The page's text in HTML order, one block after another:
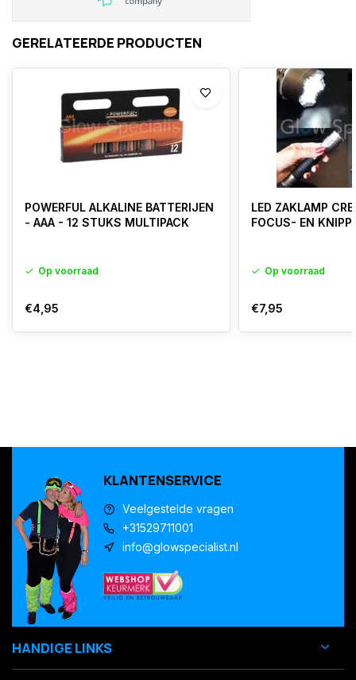
GERELATEERDE PRODUCTEN
POWERFUL ALKALINE BATTERIJEN
- AAA - 12 STUKS MULTIPACK
Op voorraad
€4,95
LED ZAKLAMP
FOCUS- EN
Op voorraad
€7,95
KLANTENSERVICE
Veelgestelde vragen
+31529711001
info@glowspecialist.nl
HANDIGE LINKS